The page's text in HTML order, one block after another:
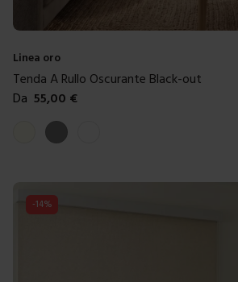
Linea oro
Tenda A Rullo Oscurante Black-out
Da 55,00 €
Colori disponibili
Grigio
-14%